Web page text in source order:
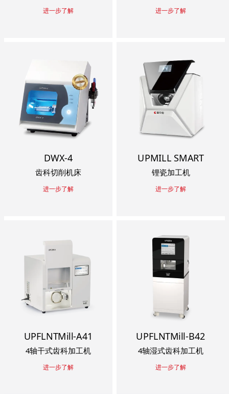
进一步了解 进一步了解
DWX-4
齿科切削机床
进一步了解
UPMILL SMART
锂瓷加工机
进一步了解
UPFLNTMill-A41
4轴干式齿科加工机
进一步了解
UPFLNTMill-B42
4轴湿式齿科加工机
进一步了解